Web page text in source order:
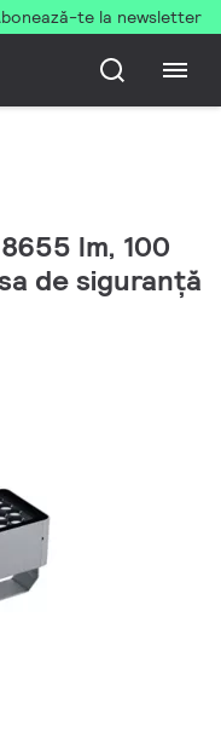
te la newsletter
lm, 100
de siguranță